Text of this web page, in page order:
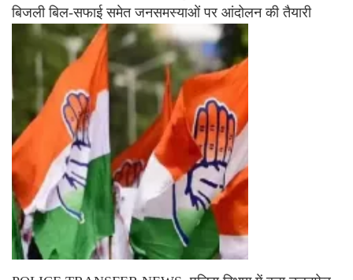
बिजली बिल-सफाई समेत जनसमस्याओं पर आंदोलन की तैयारी